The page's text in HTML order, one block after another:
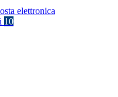
elettronica
10